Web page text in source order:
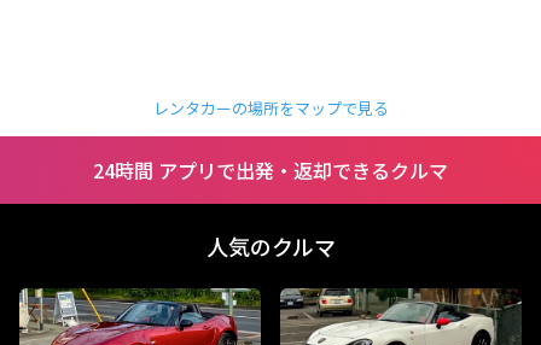
レンタカーの場所をマップで見る
24時間 アプリで出発・返却できるクルマ
人気のクルマ